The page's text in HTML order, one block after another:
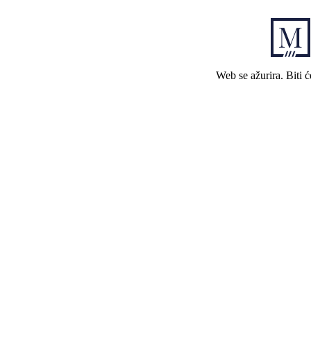
Web se ažurira. Biti